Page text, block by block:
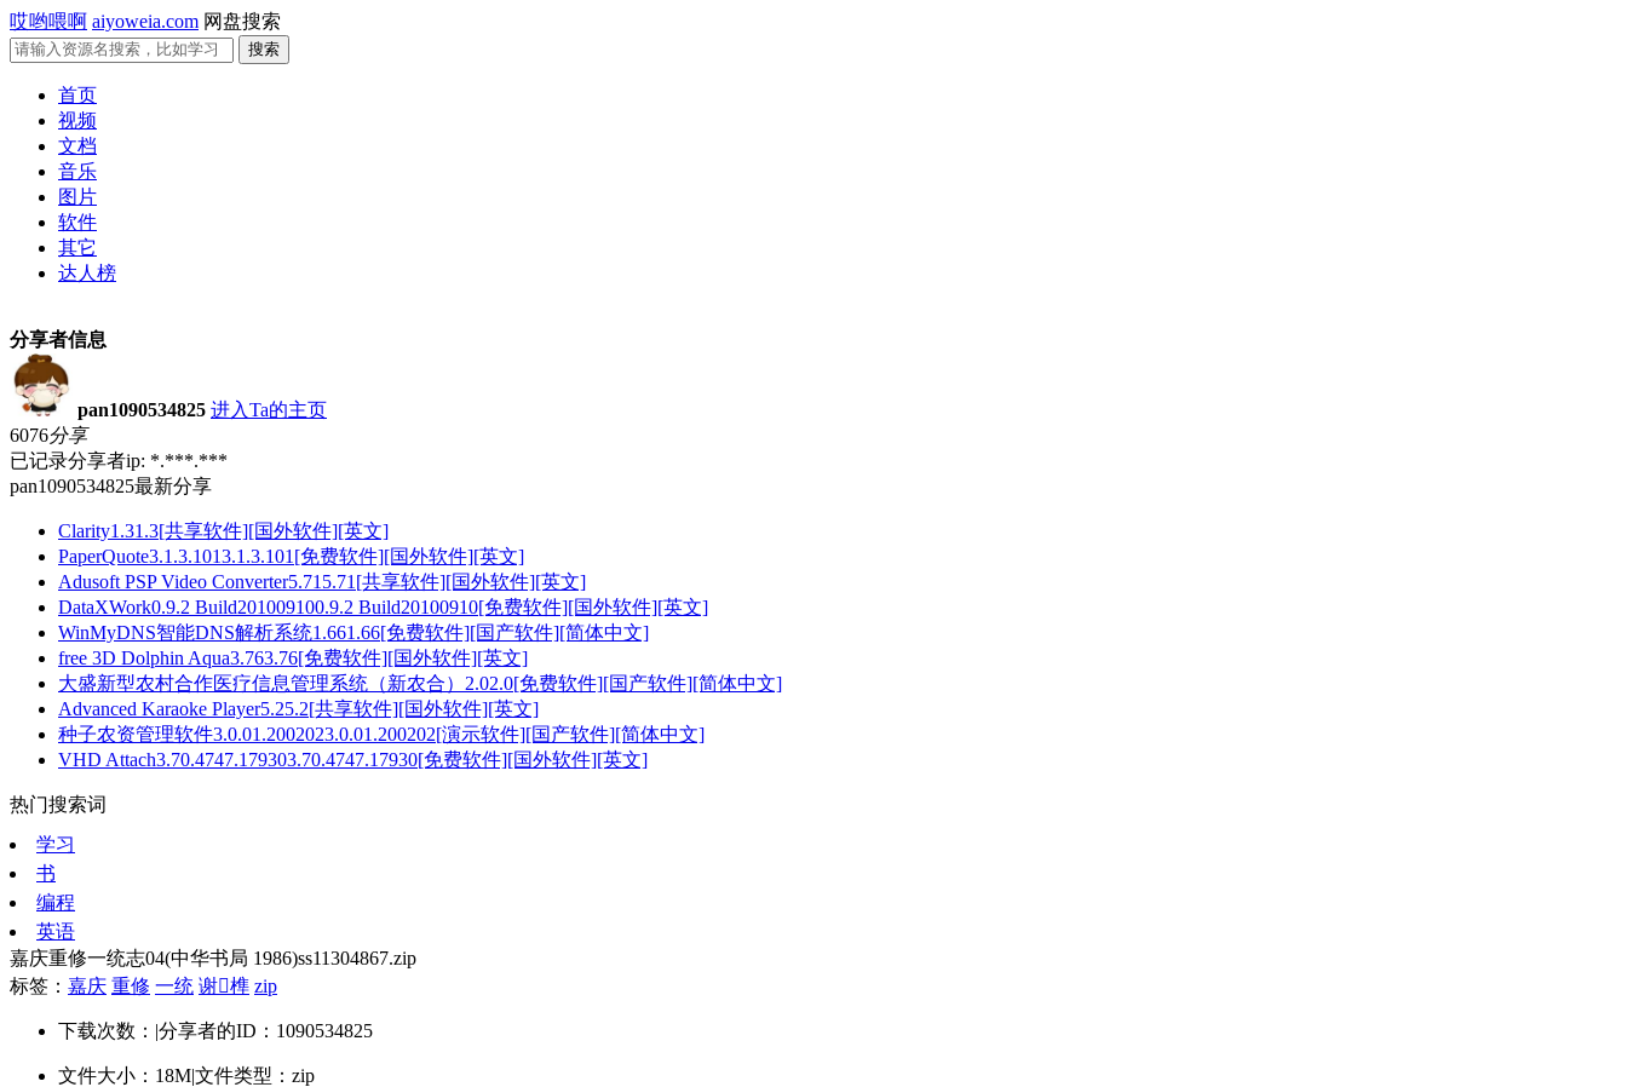
哎哟喂啊 aiyoweia.com 网盘搜索
首页
视频
文档
音乐
图片
软件
其它
达人榜
分享者信息
pan1090534825 进入Ta的主页
6076分享
已记录分享者ip: *.***.***
pan1090534825最新分享
Clarity1.31.3[共享软件][国外软件][英文]
PaperQuote3.1.3.1013.1.3.101[免费软件][国外软件][英文]
Adusoft PSP Video Converter5.715.71[共享软件][国外软件][英文]
DataXWork0.9.2 Build201009100.9.2 Build20100910[免费软件][国外软件][英文]
WinMyDNS智能DNS解析系统1.661.66[免费软件][国产软件][简体中文]
free 3D Dolphin Aqua3.763.76[免费软件][国外软件][英文]
大盛新型农村合作医疗信息管理系统（新农合）2.02.0[免费软件][国产软件][简体中文]
Advanced Karaoke Player5.25.2[共享软件][国外软件][英文]
种子农资管理软件3.0.01.2002023.0.01.200202[演示软件][国产软件][简体中文]
VHD Attach3.70.4747.179303.70.4747.17930[免费软件][国外软件][英文]
热门搜索词
学习
书
编程
英语
嘉庆重修一统志04(中华书局 1986)ss11304867.zip
标签： 嘉庆 重修 一统 谢榫 zip
下载次数： |分享者的ID：1090534825
文件大小：18M|文件类型：zip